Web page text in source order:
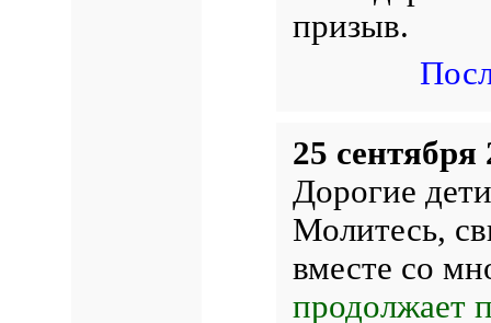
призыв.
25 сентября
Дорогие
Молитесь,
вместе со
продолжает